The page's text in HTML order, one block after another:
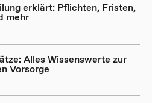
erklärt: Pflichten, Fristen,
mehr
Alles Wissenswerte zur
Vorsorge